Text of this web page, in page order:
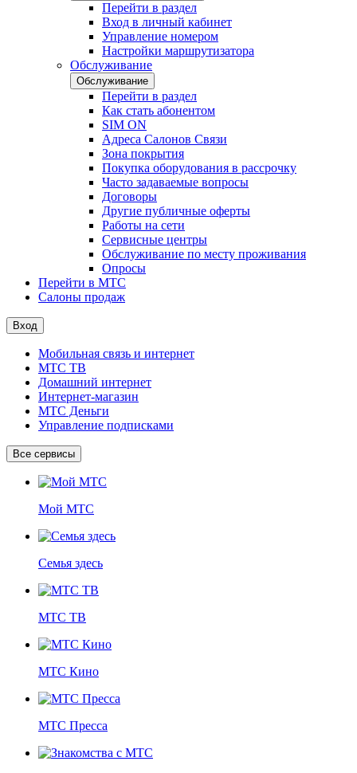
Перейти в раздел
Вход в личный кабинет
Управление номером
Настройки маршрутизатора
Обслуживание
Обслуживание
Перейти в раздел
Как стать абонентом
SIM ON
Адреса Салонов Связи
Зона покрытия
Покупка оборудования в рассрочку
Часто задаваемые вопросы
Договоры
Другие публичные оферты
Работы на сети
Сервисные центры
Обслуживание по месту проживания
Опросы
Перейти в МТС
Салоны продаж
Вход
Мобильная связь и интернет
МТС ТВ
Домашний интернет
Интернет-магазин
МТС Деньги
Управление подписками
Все сервисы
Мой МТС
Семья здесь
МТС ТВ
МТС Кино
МТС Пресса